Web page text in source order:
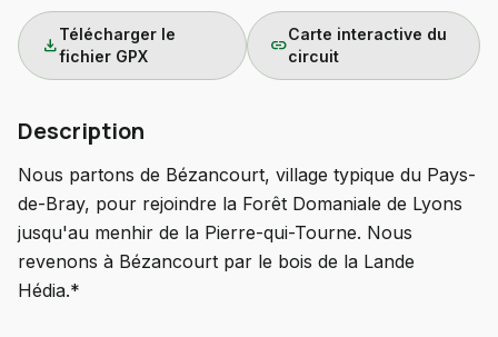
download
Télécharger le
fichier GPX
link
Carte interactive du
circuit
Description
Nous partons de Bézancourt, village typique du Pays-
de-Bray, pour rejoindre la Forêt Domaniale de Lyons
jusqu'au menhir de la Pierre-qui-Tourne. Nous
revenons à Bézancourt par le bois de la Lande
Hédia.*